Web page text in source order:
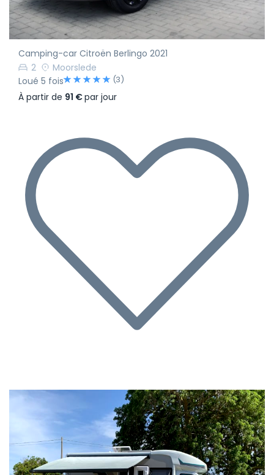
Camping-car Citroën Berlingo 2021
2
Moorslede
Loué 5 fois
(3)
À partir de 91 €par jour